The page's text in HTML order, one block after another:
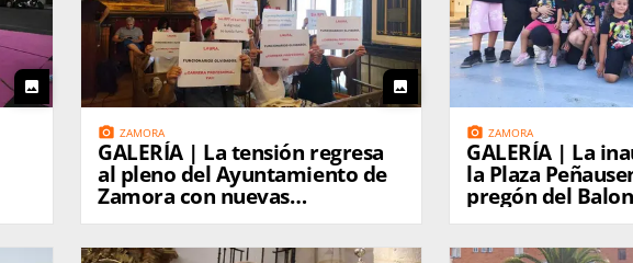
photo photo
photo_camera ZAMORA
GALERÍA | La tensión regresa
al pleno del Ayuntamiento de
Zamora con nuevas
reivindicaciones de la Policía
Municipal
photo_camera ZAMORA
GALERÍA | La inauguración de
la Plaza
pregón del